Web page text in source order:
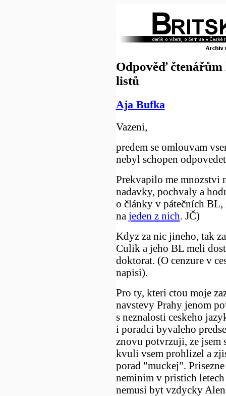
Odpověď
listů
Aja Bufka
Vazeni,
predem se omlouvam
nebyl schopen
Prekvapilo me mnozstvi
nadavky, pochvaly a
o články v pátečních BL,
na jeden z nich. JČ)
Kdyz za nic jineho, tak
Culik a jeho BL meli
doktorat. (O cenzure v
napisi).
Pro ty, kteri ctou moje
navstevy Prahy jenom
s neznalosti ceskeho
i poradci byvaleho
znovu potvrzuji, ze jsem
kvuli vsem prohlizel a
porad "muckej".
neminim v pristich
nemusi byt vzdycky